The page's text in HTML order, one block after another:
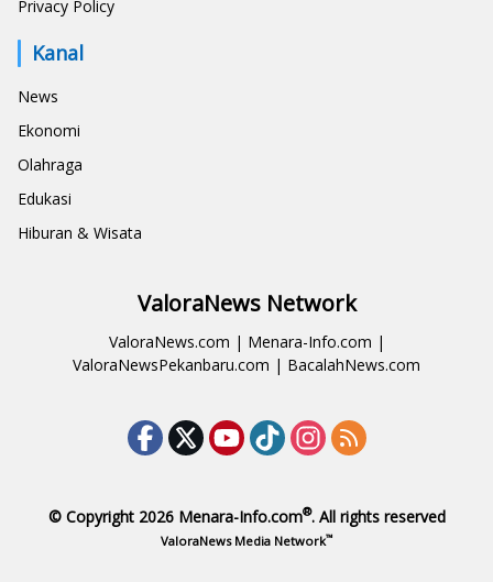
Privacy Policy
Kanal
News
Ekonomi
Olahraga
Edukasi
Hiburan & Wisata
ValoraNews Network
ValoraNews.com | Menara-Info.com |
ValoraNewsPekanbaru.com | BacalahNews.com
© Copyright 2026 Menara-Info.com®. All rights reserved
ValoraNews Media Network™